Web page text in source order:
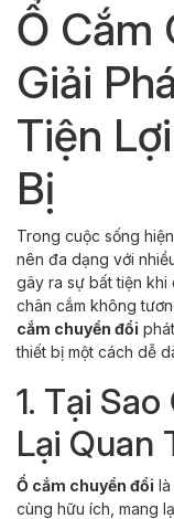
Ổ Cắm
Giải
Tiện
Bị
Trong cuộc sống
nên đa dạng với
gây ra sự bất tiện khi
chân cắm không
cắm chuyển đổi
thiết bị một cách dễ
1. Tại
Lại Quan
Ổ cắm chuyển đổi
cùng hữu ích, mang